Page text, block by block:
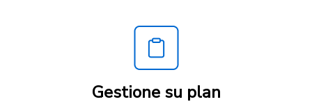
Gestione su plan